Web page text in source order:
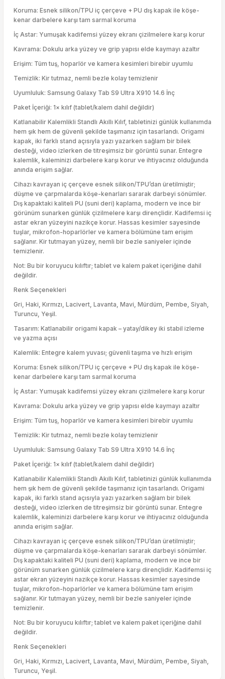
Koruma: Esnek silikon/TPU iç çerçeve + PU dış kapak ile köşe-
kenar darbelere karşı tam sarmal koruma
İç Astar: Yumuşak kadifemsi yüzey ekranı çizilmelere karşı korur
Kavrama: Dokulu arka yüzey ve grip yapısı elde kaymayı azaltır
Erişim: Tüm tuş, hoparlör ve kamera kesimleri birebir uyumlu
Temizlik: Kir tutmaz, nemli bezle kolay temizlenir
Uyumluluk: Samsung Galaxy Tab S9 Ultra X910 14.6 İnç
Paket İçeriği: 1× kılıf (tablet/kalem dahil değildir)
Katlanabilir Kalemlikli Standlı Akıllı Kılıf, tabletinizi günlük kullanımda
hem şık hem de güvenli şekilde taşımanız için tasarlandı. Origami
kapak, iki farklı stand açısıyla yazı yazarken sağlam bir bilek
desteği, video izlerken de titreşimsiz bir görüntü sunar. Entegre
kalemlik, kaleminizi darbelere karşı korur ve ihtiyacınız olduğunda
anında erişim sağlar.
Cihazı kavrayan iç çerçeve esnek silikon/TPU’dan üretilmiştir;
düşme ve çarpmalarda köşe-kenarları sararak darbeyi sönümler.
Dış kapaktaki kaliteli PU (suni deri) kaplama, modern ve ince bir
görünüm sunarken günlük çizilmelere karşı dirençlidir. Kadifemsi iç
astar ekran yüzeyini nazikçe korur. Hassas kesimler sayesinde
tuşlar, mikrofon-hoparlörler ve kamera bölümüne tam erişim
sağlanır. Kir tutmayan yüzey, nemli bir bezle saniyeler içinde
temizlenir.
Not: Bu bir koruyucu kılıftır; tablet ve kalem paket içeriğine dahil
değildir.
Renk Seçenekleri
Gri, Haki, Kırmızı, Lacivert, Lavanta, Mavi, Mürdüm, Pembe, Siyah,
Turuncu, Yeşil.
Tasarım: Katlanabilir origami kapak – yatay/dikey iki stabil izleme
ve yazma açısı
Kalemlik: Entegre kalem yuvası; güvenli taşıma ve hızlı erişim
Koruma: Esnek silikon/TPU iç çerçeve + PU dış kapak ile köşe-
kenar darbelere karşı tam sarmal koruma
İç Astar: Yumuşak kadifemsi yüzey ekranı çizilmelere karşı korur
Kavrama: Dokulu arka yüzey ve grip yapısı elde kaymayı azaltır
Erişim: Tüm tuş, hoparlör ve kamera kesimleri birebir uyumlu
Temizlik: Kir tutmaz, nemli bezle kolay temizlenir
Uyumluluk: Samsung Galaxy Tab S9 Ultra X910 14.6 İnç
Paket İçeriği: 1× kılıf (tablet/kalem dahil değildir)
Katlanabilir Kalemlikli Standlı Akıllı Kılıf, tabletinizi günlük kullanımda
hem şık hem de güvenli şekilde taşımanız için tasarlandı. Origami
kapak, iki farklı stand açısıyla yazı yazarken sağlam bir bilek
desteği, video izlerken de titreşimsiz bir görüntü sunar. Entegre
kalemlik, kaleminizi darbelere karşı korur ve ihtiyacınız olduğunda
anında erişim sağlar.
Cihazı kavrayan iç çerçeve esnek silikon/TPU’dan üretilmiştir;
düşme ve çarpmalarda köşe-kenarları sararak darbeyi sönümler.
Dış kapaktaki kaliteli PU (suni deri) kaplama, modern ve ince bir
görünüm sunarken günlük çizilmelere karşı dirençlidir. Kadifemsi iç
astar ekran yüzeyini nazikçe korur. Hassas kesimler sayesinde
tuşlar, mikrofon-hoparlörler ve kamera bölümüne tam erişim
sağlanır. Kir tutmayan yüzey, nemli bir bezle saniyeler içinde
temizlenir.
Not: Bu bir koruyucu kılıftır; tablet ve kalem paket içeriğine dahil
değildir.
Renk Seçenekleri
Gri, Haki, Kırmızı, Lacivert, Lavanta, Mavi, Mürdüm, Pembe, Siyah,
Turuncu, Yeşil.